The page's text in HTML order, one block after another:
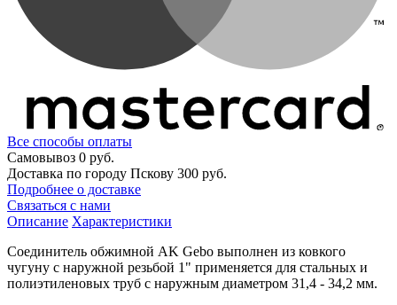
Все способы оплаты
Самовывоз 0 руб.
Доставка по городу Пскову 300 руб.
Подробнее о доставке
Связаться с нами
Описание Характеристики
Соединитель обжимной АK Gebo выполнен из ковкого
чугуну с наружной резьбой 1" применяется для стальных и
полиэтиленовых труб с наружным диаметром 31,4 - 34,2 мм.